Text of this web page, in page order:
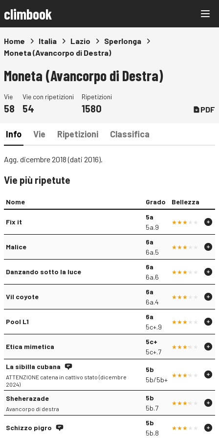
climbook
Home Italia Lazio
Sperlonga
Moneta (Avancorpo di Destra)
Moneta (Avancorpo di Destra)
Vie
58
Vie con ripetizioni
54
Ripetizioni
1580 PDF
Info Vie Ripetizioni Classifica
Agg. dicembre 2018 (dati 2016).
Vie più ripetute
Nome Grado Bellezza
Fix it
5a
5a.9
Malice
6a
6a.5
Danzando sotto la luce
6a
6a.6
Vil coyote
6a
6a.4
Pool L1
6a
5c+.9
Etica mimetica
5c+
5c+.7
La sibilla cubana
ATTENZIONE catena in cattivo stato (dicembre
2024)
5b
5b/5b+
Sheherazade
Avancorpo di destra
5b
5b.7
Schizzo pigro
5b
5b.8